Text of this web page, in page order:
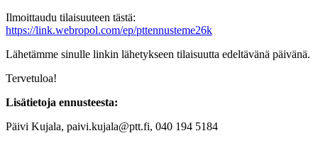
Ilmoittaudu tilaisuuteen tästä:
https://link.webropol.com/ep/pttennusteme26k
Lähetämme sinulle linkin lähetykseen tilaisuutta edeltävänä päivänä.
Tervetuloa!
Lisätietoja ennusteesta:
Päivi Kujala, paivi.kujala@ptt.fi, 040 194 5184